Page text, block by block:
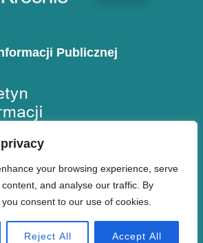
your browsing experience, serve
and analyse our traffic. By
consent to our use of cookies.
Reject All Accept All
Publicznej
w Krośnie